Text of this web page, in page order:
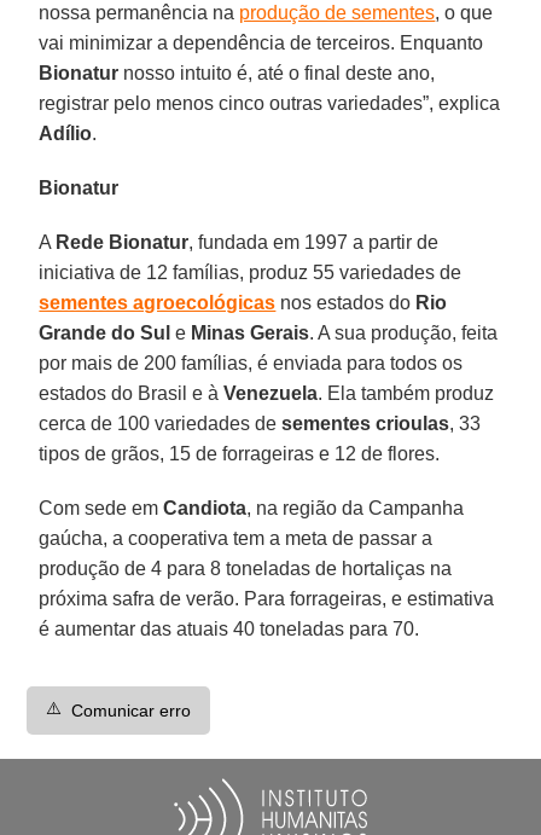
nossa permanência na produção de sementes, o que
vai minimizar a dependência de terceiros. Enquanto
Bionatur nosso intuito é, até o final deste ano,
registrar pelo menos cinco outras variedades”, explica
Adílio.
Bionatur
A Rede Bionatur, fundada em 1997 a partir de
iniciativa de 12 famílias, produz 55 variedades de
sementes agroecológicas nos estados do Rio
Grande do Sul e Minas Gerais. A sua produção, feita
por mais de 200 famílias, é enviada para todos os
estados do Brasil e àVenezuela. Ela também produz
cerca de 100 variedades desementes crioulas, 33
tipos de grãos, 15 de forrageiras e 12 de flores.
Com sede emCandiota, na região da Campanha
gaúcha, a cooperativa tem a meta de passar a
produção de 4 para 8 toneladas de hortaliças na
próxima safra de verão. Para forrageiras, e estimativa
é aumentar das atuais 40 toneladas para 70.
⚠️ Comunicar erro